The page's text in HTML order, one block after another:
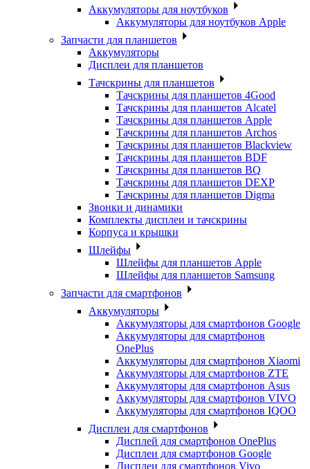
Аккумуляторы для ноутбуков
Аккумуляторы для ноутбуков Apple
Запчасти для планшетов
Аккумуляторы
Дисплеи для планшетов
Тачскрины для планшетов
Тачскрины для планшетов 4Good
Тачскрины для планшетов Alcatel
Тачскрины для планшетов Apple
Тачскрины для планшетов Archos
Тачскрины для планшетов Blackview
Тачскрины для планшетов BDF
Тачскрины для планшетов BQ
Тачскрины для планшетов DEXP
Тачскрины для планшетов Digma
Звонки и динамики
Комплекты дисплеи и тачскрины
Корпуса и крышки
Шлейфы
Шлейфы для планшетов Apple
Шлейфы для планшетов Samsung
Запчасти для смартфонов
Аккумуляторы
Аккумуляторы для смартфонов Google
Аккумуляторы для смартфонов
OnePlus
Аккумуляторы для смартфонов Xiaomi
Аккумуляторы для смартфонов ZTE
Аккумуляторы для cмартфонов Asus
Аккумуляторы для смартфонов VIVO
Аккумуляторы для смартфонов IQOO
Дисплеи для смартфонов
Дисплей для смартфонов OnePlus
Дисплеи для смартфонов Google
Дисплеи для смартфонов Vivo